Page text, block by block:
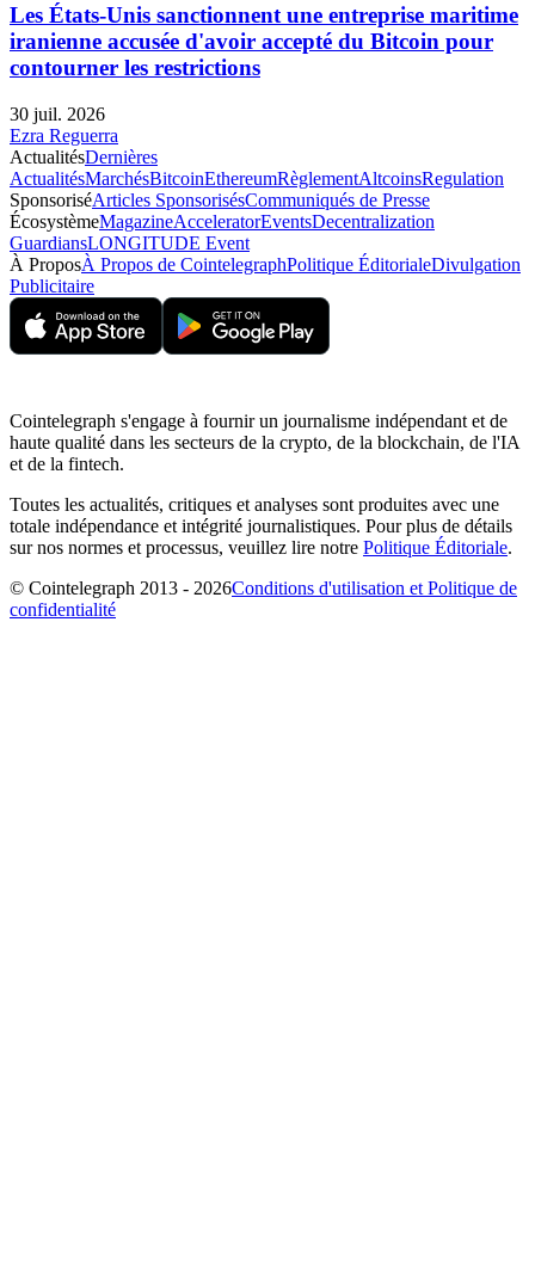
Les États-Unis sanctionnent une entreprise maritime
iranienne accusée d'avoir accepté du Bitcoin pour
contourner les restrictions
30 juil. 2026
Ezra Reguerra
ActualitésDernières
ActualitésMarchésBitcoinEthereumRèglementAltcoinsRegulation
SponsoriséArticles SponsorisésCommuniqués de Presse
ÉcosystèmeMagazineAcceleratorEventsDecentralization
GuardiansLONGITUDE Event
À ProposÀ Propos de CointelegraphPolitique ÉditorialeDivulgation
Publicitaire
Cointelegraph s'engage à fournir un journalisme indépendant et de
haute qualité dans les secteurs de la crypto, de la blockchain, de l'IA
et de la fintech.
Toutes les actualités, critiques et analyses sont produites avec une
totale indépendance et intégrité journalistiques. Pour plus de détails
sur nos normes et processus, veuillez lire notre Politique Éditoriale.
© Cointelegraph 2013 - 2026Conditions d'utilisation et Politique de
confidentialité